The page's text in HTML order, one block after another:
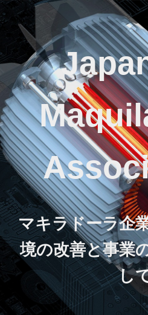
マキラドーラ企
境の改善と事業
し